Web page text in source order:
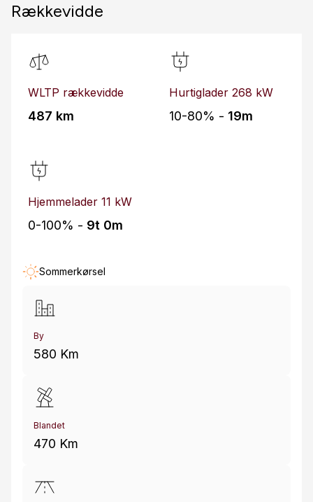
Rækkevidde
WLTP rækkevidde
487 km
Hurtiglader 268 kW
10-80% - 19m
Hjemmelader 11 kW
0-100% - 9t 0m
Sommerkørsel
By
580 Km
Blandet
470 Km